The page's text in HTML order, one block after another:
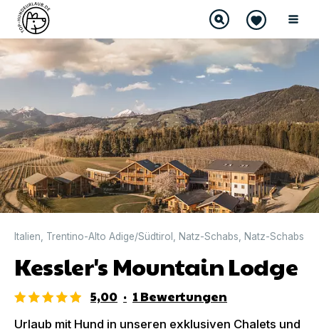
Italien Trentino-Alto Adige/Südtirol Natz-Schabs Natz-Schabs
Kessler's Mountain Lodge
5,00 · 1 Bewertungen
Urlaub mit Hund in unseren exklusiven Chalets und